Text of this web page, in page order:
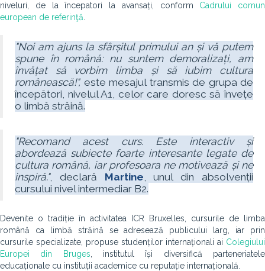
niveluri, de la începatori la avansați, conform Cadrului comun
european de referinţă
"Noi am ajuns la sfârșitul primului an și vă putem
spune în română: nu suntem demoralizați, am
învățat să vorbim limba și să iubim cultura
românească!", este mesajul transmis de grupa de
începători, nivelul A1, celor care doresc să învețe
o limbă străină.
"Recomand acest curs. Este interactiv și
abordează subiecte foarte interesante legate de
cultura română, iar profesoara ne motivează și ne
inspiră.", declară Martine, unul din absolvenții
cursului nivel intermediar B2.
Devenite o tradiție în activitatea ICR Bruxelles, cursurile de limba
română ca limbă străină se adresează publicului larg, iar prin
cursurile specializate, propuse studenților internaționali ai Colegiului
Europei din Bruges , institutul își diversifică parteneriatele
educaționale cu instituții academice cu reputație internațională.